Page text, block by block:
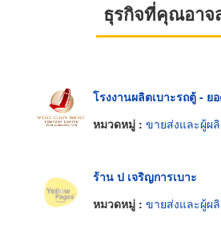
ธุรกิจที่คุณอาจ
โรงงานผลิตเบาะรถตู้ - ย
หมวดหมู่ : ขายส่งและผู้ผลิตเบา
ร้าน ป เจริญการเบาะ
หมวดหมู่ : ขายส่งและผู้ผลิตเบา